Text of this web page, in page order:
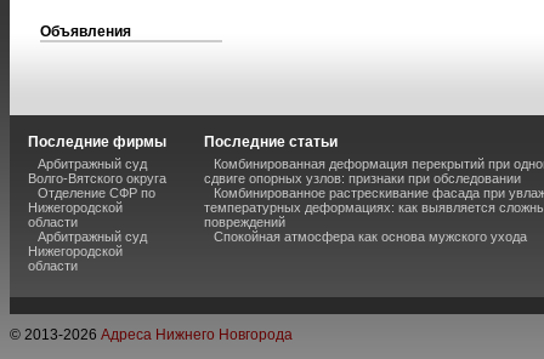
Объявления
Последние фирмы
Арбитражный суд
Волго-Вятского округа
Отделение СФР по
Нижегородской
области
Арбитражный суд
Нижегородской
области
Последние статьи
Комбинированная деформация перекрытий при
сдвиге опорных узлов: признаки при обследовании
Комбинированное растрескивание фасада при
температурных деформациях: как выявляется
повреждений
Спокойная атмосфера как основа мужского ухода
© 2013-2026 Адреса Нижнего Новгорода